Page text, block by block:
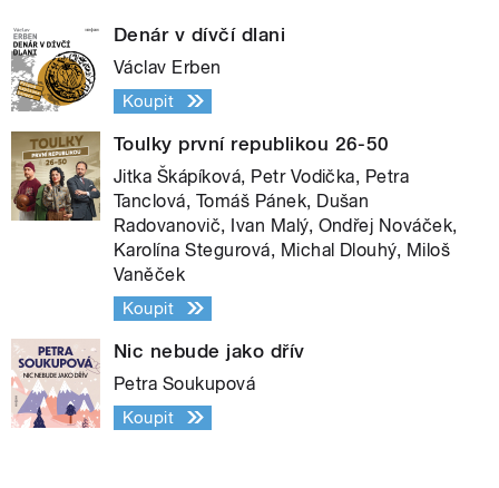
Denár v dívčí dlani
Václav Erben
Koupit
Toulky první republikou 26-50
Jitka Škápíková, Petr Vodička, Petra
Tanclová, Tomáš Pánek, Dušan
Radovanovič, Ivan Malý, Ondřej Nováček,
Karolína Stegurová, Michal Dlouhý, Miloš
Vaněček
Koupit
Nic nebude jako dřív
Petra Soukupová
Koupit